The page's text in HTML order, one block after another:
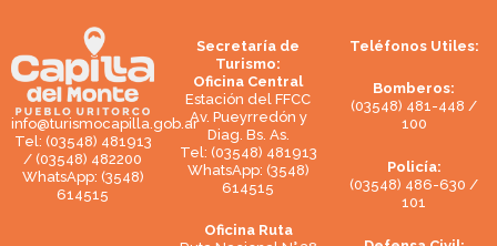
info@turismocapilla.gob.ar
Tel: (03548) 481913
/ (03548) 482200
WhatsApp: (3548)
614515
Secretaría de
Turismo:
Oficina Central
Estación del FFCC
Av. Pueyrredón y
Diag. Bs. As.
Tel: (03548) 481913
WhatsApp: (3548)
614515
Oficina Ruta
Teléfonos Utiles:
Bomberos:
(03548) 481-448 /
100
Policía:
(03548) 486-630 /
101